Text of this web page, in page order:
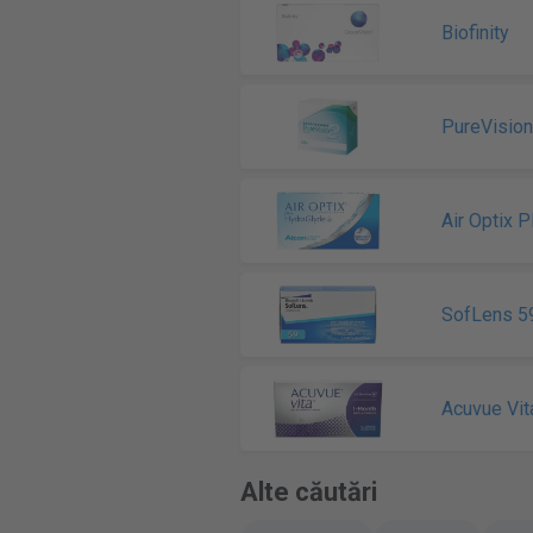
Biofinity
Air Optix
SofLens
Acuvue
Alte căutări